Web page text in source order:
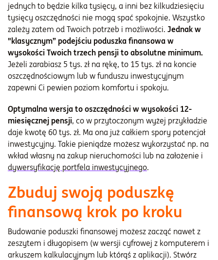
jednych to będzie kilka tysięcy, a inni bez kilkudziesięciu
tysięcy oszczędności nie mogą spać spokojnie. Wszystko
zależy zatem od Twoich potrzeb i możliwości. Jednak w
"klasycznym” podejściu poduszka finansowa w
wysokości Twoich trzech pensji to absolutne minimum.
Jeżeli zarabiasz 5 tys. zł na rękę, to 15 tys. zł na koncie
oszczędnościowym lub w funduszu inwestycyjnym
zapewni Ci pewien poziom komfortu i spokoju.
Optymalna wersja to oszczędności w wysokości 12-
miesięcznej pensji, co w przytoczonym wyżej przykładzie
daje kwotę 60 tys. zł. Ma ona już całkiem spory potencjał
inwestycyjny. Takie pieniądze możesz wykorzystać np. na
wkład własny na zakup nieruchomości lub na założenie i
dywersyfikację portfela inwestycyjnego.
Zbuduj swoją poduszkę
finansową krok po kroku
Budowanie poduszki finansowej możesz zacząć nawet z
zeszytem i długopisem (w wersji cyfrowej z komputerem i
arkuszem kalkulacyjnym lub którąś z aplikacji). Stwórz